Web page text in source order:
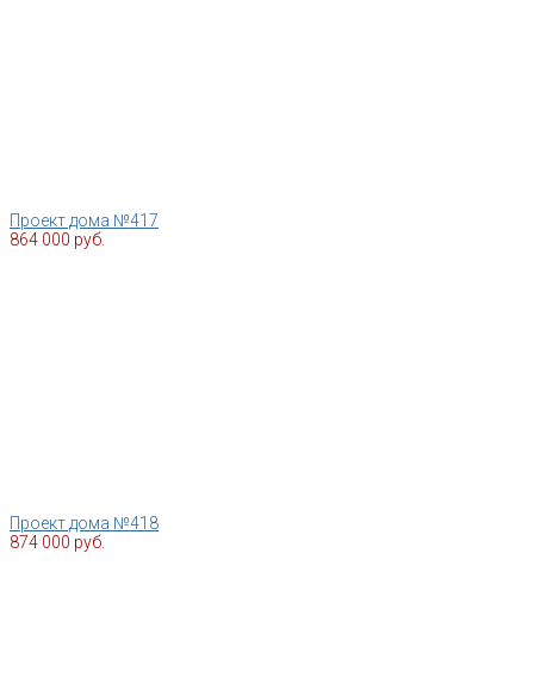
Проект дома №417
864 000 руб.
Проект дома №418
874 000 руб.